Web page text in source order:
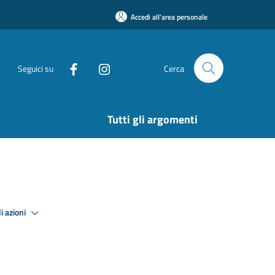
Accedi all'area personale
Seguici su Cerca
Tutti gli argomenti
azioni